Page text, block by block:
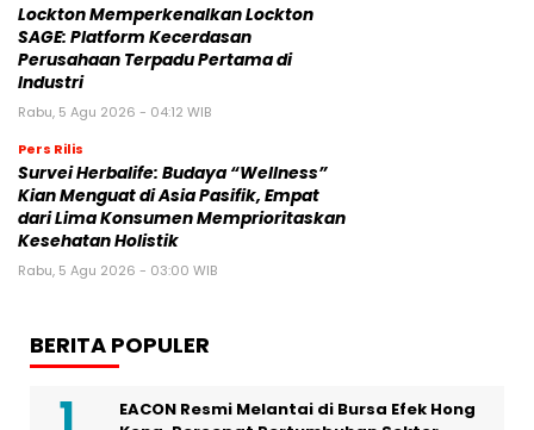
Rabu, 5 Agu 2026 - 14:00 WIB
Pers Rilis
Lockton Memperkenalkan Lockton
SAGE: Platform Kecerdasan
Perusahaan Terpadu Pertama di
Industri
Rabu, 5 Agu 2026 - 04:12 WIB
Pers Rilis
Survei Herbalife: Budaya “Wellness”
Kian Menguat di Asia Pasifik, Empat
dari Lima Konsumen Memprioritaskan
BERITA POPULER